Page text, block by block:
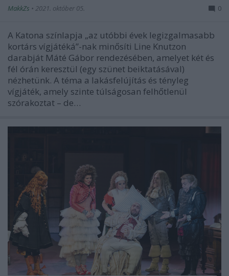
MakkZs • 2021. október 05. 0
A Katona színlapja „az utóbbi évek legizgalmasabb
kortárs vígjátéká”-nak minősíti Line Knutzon
darabját Máté Gábor rendezésében, amelyet két és
fél órán keresztül (egy szünet beiktatásával)
nézhetünk. A téma a lakásfelújítás és tényleg
vígjáték, amely szinte túlságosan felhőtlenül
szórakoztat – de…